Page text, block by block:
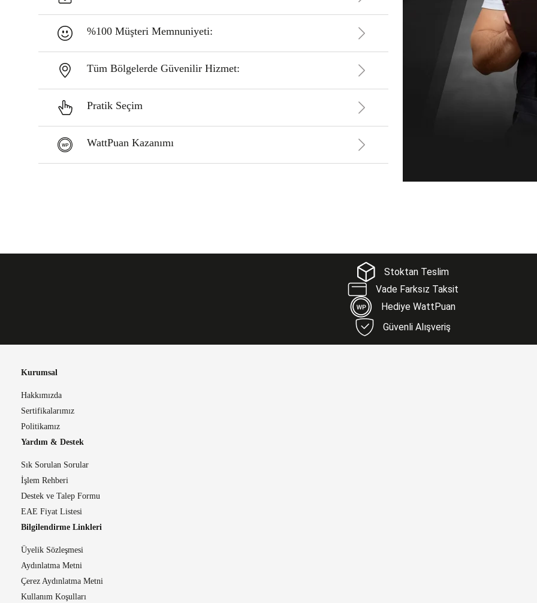
%100 Müşteri Memnuniyeti:
Tüm Bölgelerde Güvenilir Hizmet:
Pratik Seçim
WattPuan Kazanımı
Stoktan Teslim
Vade Farksız Taksit
Hediye WattPuan
Güvenli Alışveriş
Kurumsal
Hakkımızda
Sertifikalarımız
Politikamız
Yardım & Destek
Sık Sorulan Sorular
İşlem Rehberi
Destek ve Talep Formu
EAE Fiyat Listesi
Bilgilendirme Linkleri
Üyelik Sözleşmesi
Aydınlatma Metni
Çerez Aydınlatma Metni
Kullanım Koşulları